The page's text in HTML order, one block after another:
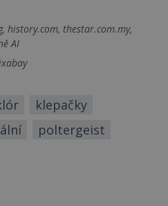
history.com, thestar.com.my,
AI
klepačky
poltergeist